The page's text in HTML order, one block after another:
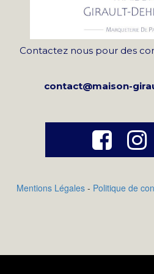
Contactez nous pour des
contact@maison-
 
Mentions Légales - Politique de